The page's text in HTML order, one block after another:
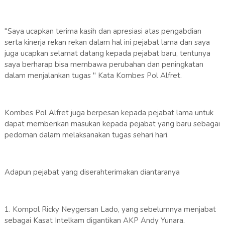
"Saya ucapkan terima kasih dan apresiasi atas pengabdian
serta kinerja rekan rekan dalam hal ini pejabat lama dan saya
juga ucapkan selamat datang kepada pejabat baru, tentunya
saya berharap bisa membawa perubahan dan peningkatan
dalam menjalankan tugas " Kata Kombes Pol Alfret.
Kombes Pol Alfret juga berpesan kepada pejabat lama untuk
dapat memberikan masukan kepada pejabat yang baru sebagai
pedoman dalam melaksanakan tugas sehari hari.
Adapun pejabat yang diserahterimakan diantaranya
1. Kompol Ricky Neygersan Lado, yang sebelumnya menjabat
sebagai Kasat Intelkam digantikan AKP Andy Yunara.